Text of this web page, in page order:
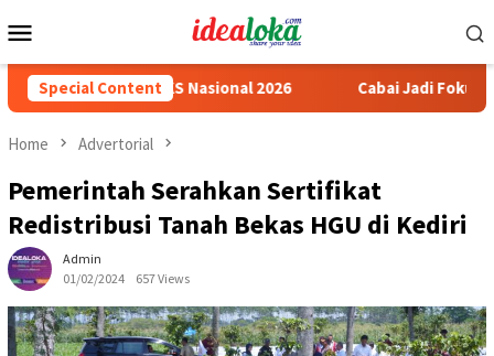
to
Menu
Special Content
Emas LKS Nasional 2026 Cabai Jadi Fokus Pembuatan
Home Advertorial
Pemerintah Serahkan Sertifikat
Redistribusi Tanah Bekas HGU di Kediri
Admin
01/02/2024
657 Views